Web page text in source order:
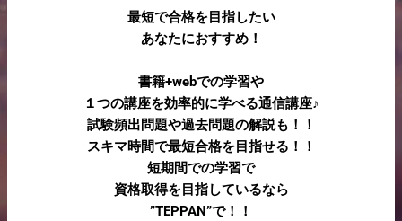
最短で合格を目指したい
あなたにおすすめ！
書籍+webでの学習や
１つの講座を効率的に学べる通信講座♪
試験頻出問題や過去問題の解説も！！
スキマ時間で最短合格を目指せる！！
短期間での学習で
資格取得を目指しているなら
”TEPPAN”で！！